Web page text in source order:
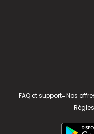
FAQ et support-Nos